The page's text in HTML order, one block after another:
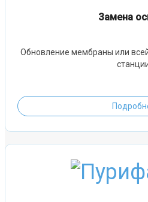
Замена
Обновление мембраны или